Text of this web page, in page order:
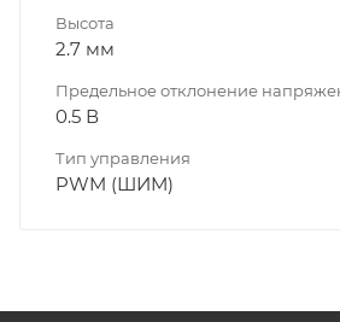
Высота
2.7 мм
Предельное отклонение
0.5 В
Тип управления
PWM (ШИМ)